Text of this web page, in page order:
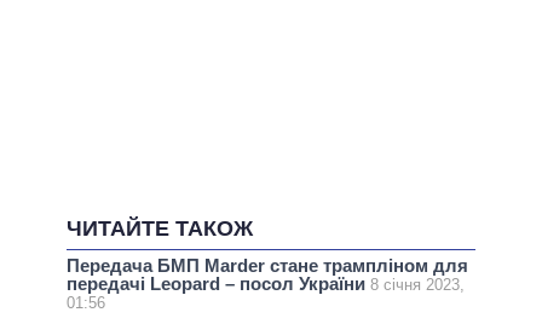
ЧИТАЙТЕ ТАКОЖ
Передача БМП Marder стане трампліном для
передачі Leopard – посол України 8 січня 2023,
01:56